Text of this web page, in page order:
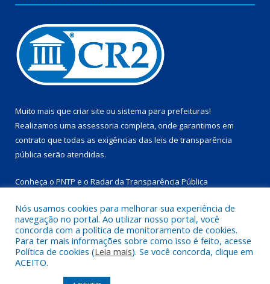
Muito mais que criar site ou sistema para prefeituras!
Realizamos uma assessoria completa, onde garantimos em
contrato que todas as exigências das leis de transparência
pública serão atendidas.
Conheça o PNTP e o Radar da Transparência Pública
Todos os direitos reservados a Prefeitura Municipal de
Marapanim.
Nós usamos cookies para melhorar sua experiência de
navegação no portal. Ao utilizar nosso portal, você
concorda com a política de monitoramento de cookies.
Para ter mais informações sobre como isso é feito, acesse
Política de cookies (Leia mais). Se você concorda, clique em
ACEITO.